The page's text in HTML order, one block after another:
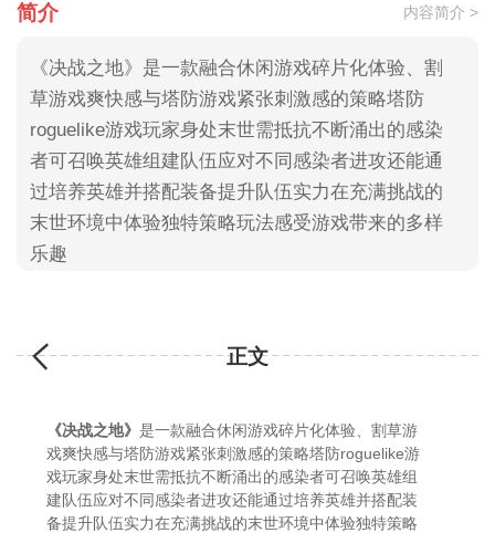
简介 内容简介 >
《决战之地》是一款融合休闲游戏碎片化体验、割
草游戏爽快感与塔防游戏紧张刺激感的策略塔防
roguelike游戏玩家身处末世需抵抗不断涌出的感染
者可召唤英雄组建队伍应对不同感染者进攻还能通
过培养英雄并搭配装备提升队伍实力在充满挑战的
末世环境中体验独特策略玩法感受游戏带来的多样
乐趣
正文
《决战之地》是一款融合休闲游戏碎片化体验、割草游
戏爽快感与塔防游戏紧张刺激感的策略塔防roguelike游
戏玩家身处末世需抵抗不断涌出的感染者可召唤英雄组
建队伍应对不同感染者进攻还能通过培养英雄并搭配装
备提升队伍实力在充满挑战的末世环境中体验独特策略